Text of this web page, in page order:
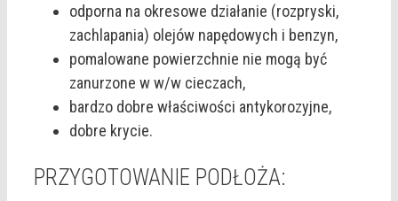
odporna na okresowe działanie (rozpryski,
zachlapania) olejów napędowych i benzyn,
pomalowane powierzchnie nie mogą być
zanurzone w w/w cieczach,
bardzo dobre właściwości antykorozyjne,
dobre krycie.
PRZYGOTOWANIE PODŁOŻA: